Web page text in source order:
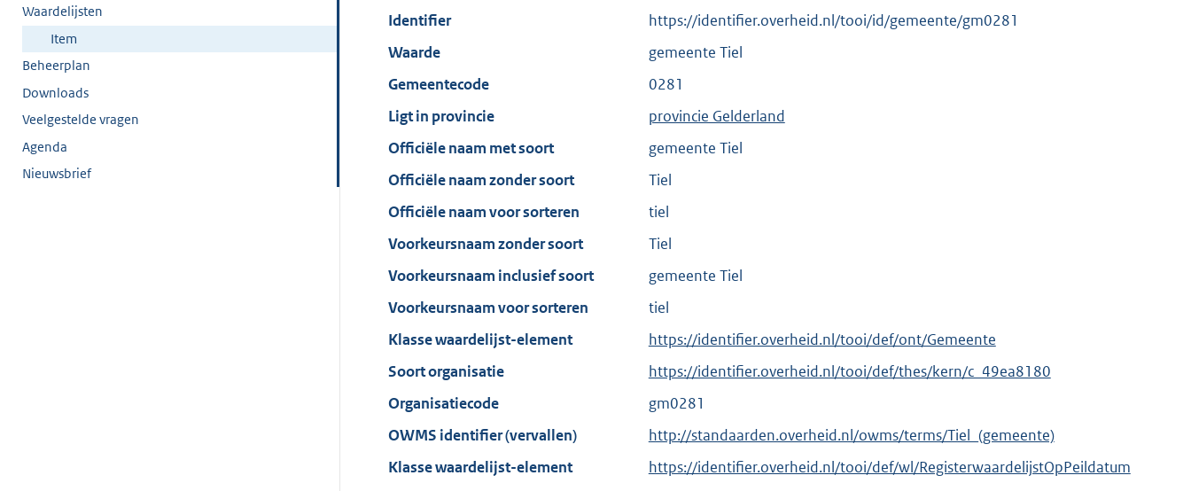
Waardelijsten
Item
Beheerplan
Downloads
Veelgestelde vragen
Agenda
Nieuwsbrief
Identifier
https://identifier.overheid.nl/tooi/id/gemeente/gm0281
Waarde
gemeente Tiel
Gemeentecode
0281
Ligt in provincie
provincie Gelderland
Officiële naam met soort
gemeente Tiel
Officiële naam zonder soort
Tiel
Officiële naam voor sorteren
tiel
Voorkeursnaam zonder soort
Tiel
Voorkeursnaam inclusief soort
gemeente Tiel
Voorkeursnaam voor sorteren
tiel
Klasse waardelijst-element
https://identifier.overheid.nl/tooi/def/ont/Gemeente
Soort organisatie
https://identifier.overheid.nl/tooi/def/thes/kern/c_49ea8180
Organisatiecode
gm0281
OWMS identifier (vervallen)
http://standaarden.overheid.nl/owms/terms/Tiel_(gemeente)
Klasse waardelijst-element
https://identifier.overheid.nl/tooi/def/wl/RegisterwaardelijstOpPeildatum